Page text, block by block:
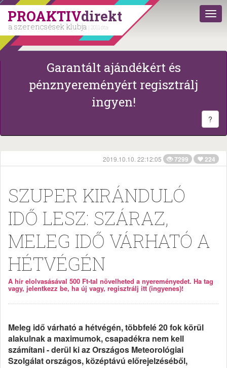
PROAKTIVdirekt
a szerencsések klubja | 2011 óta
Garantált ajándékért és
pénznyereményért regisztrálj
ingyen!
?
2019.10.10. 22:12:05 7299 224
SZUPER KIRÁNDULÓ
IDŐ LESZ: SZÁRAZ,
MELEG IDŐ VÁRHATÓ A
HÉTVÉGÉN
A hír elolvasásával 500 Ft-tal növelheted a nyereményedet. Ha tag
vagy, jelentkezz be, ha új vagy, regisztrálj itt (ingyenes)!
Meleg idő várható a hétvégén, többfelé 20 fok körül
alakulnak a maximumok, csapadékra nem kell
számítani - derül ki az Országos Meteorológiai
Szolgálat országos, középtávú előrejelzéséből,